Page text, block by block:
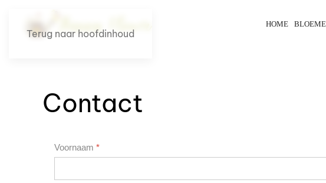
Terug naar hoofdinhoud
HOME
Contact
Voornaam *